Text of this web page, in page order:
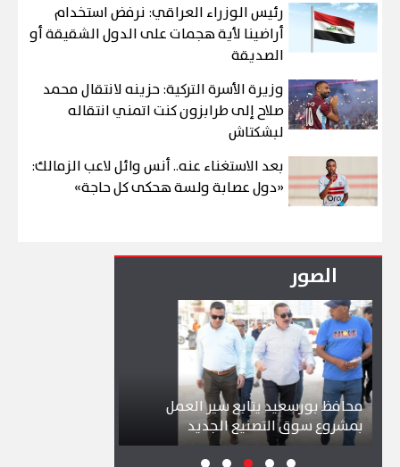
رئيس الوزراء العراقي: نرفض استخدام
أراضينا لأية هجمات على الدول الشقيقة أو
الصديقة
وزيرة الأسرة التركية: حزينه لانتقال محمد
صلاح إلى طرابزون كنت اتمني انتقاله
لبشكتاش
بعد الاستغناء عنه.. أنس وائل لاعب الزمالك:
«دول عصابة ولسة هحكى كل حاجة»
الصور
محافظ بورسعيد يتابع سير العمل
بمشروع سوق التصنيع الجديد